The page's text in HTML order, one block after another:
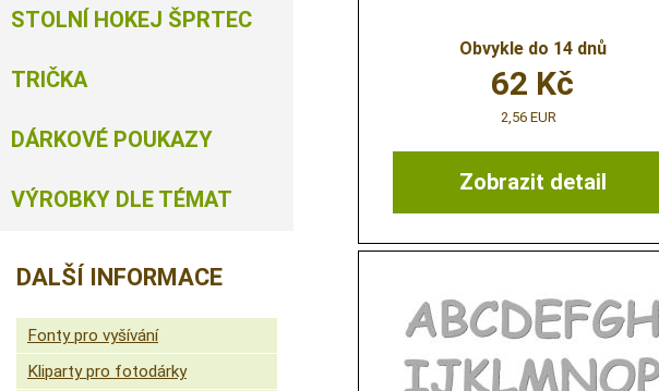
Obvykle do 14 dnů
Zobrazit detail
62 Kč
2,56 EUR
STOLNÍ HOKEJ ŠPRTEC
TRIČKA
DÁRKOVÉ POUKAZY
VÝROBKY DLE TÉMAT
DALŠÍ INFORMACE
Fonty pro vyšívání
Kliparty pro fotodárky